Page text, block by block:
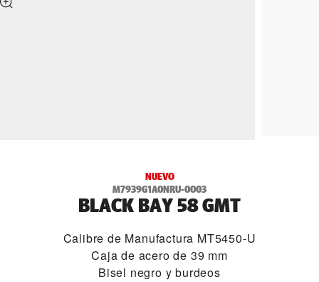
NUEVO
M7939G1A0NRU-0003
BLACK BAY 58 GMT
Calibre de Manufactura MT5450-U
Caja de acero de 39 mm
Bisel negro y burdeos